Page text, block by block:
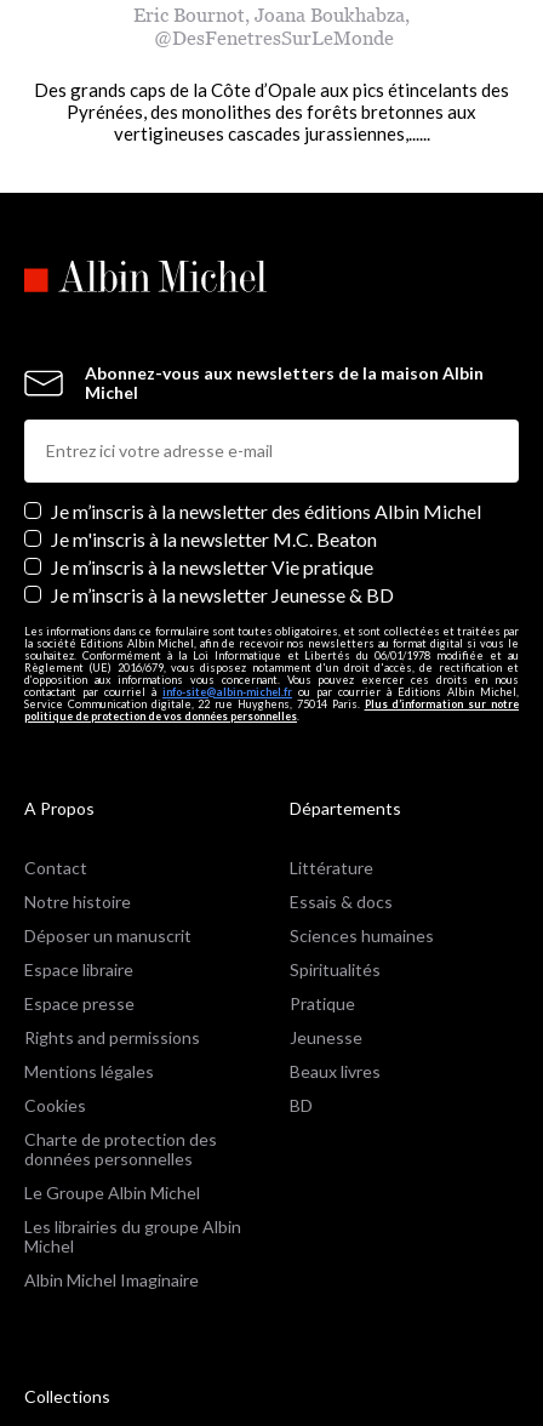
Eric Bournot, Joana Boukhabza,
@DesFenetresSurLeMonde
Des grands caps de la Côte d’Opale aux pics étincelants des
Pyrénées, des monolithes des forêts bretonnes aux
vertigineuses cascades jurassiennes,......
Abonnez-vous aux newsletters de la maison Albin
Michel
Newsletters
Je m’inscris à la newsletter des éditions Albin Michel
Je m'inscris à la newsletter M.C. Beaton
Je m’inscris à la newsletter Vie pratique
Je m’inscris à la newsletter Jeunesse & BD
Les informations dans ce formulaire sont toutes obligatoires, et sont collectées et traitées par
la société Editions Albin Michel, afin de recevoir nos newsletters au format digital si vous le
souhaitez. Conformément à la Loi Informatique et Libertés du 06/01/1978 modifiée et au
Règlement (UE) 2016/679, vous disposez notamment d'un droit d'accès, de rectification et
d’opposition aux informations vous concernant. Vous pouvez exercer ces droits en nous
contactant par courriel à info-site@albin-michel.fr ou par courrier à Editions Albin Michel,
Service Communication digitale, 22 rue Huyghens, 75014 Paris. Plus d’information sur notre
politique de protection de vos données personnelles
A Propos
Contact
Notre histoire
Déposer un manuscrit
Espace libraire
Espace presse
Rights and permissions
Mentions légales
Cookies
Charte de protection des
données personnelles
Le Groupe Albin Michel
Les librairies du groupe Albin
Michel
Albin Michel Imaginaire
Départements
Littérature
Essais & docs
Sciences humaines
Spiritualités
Pratique
Jeunesse
Beaux livres
BD
Collections